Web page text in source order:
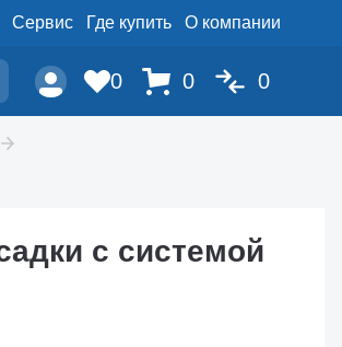
Сервис Где купить О компании
0 0 0
с системой